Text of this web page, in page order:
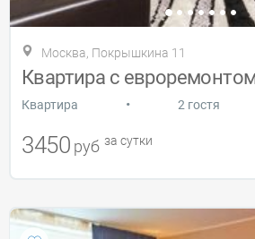
Москва, Покрышкина 11
Квартира • 2 гостя
3450 руб за сутки